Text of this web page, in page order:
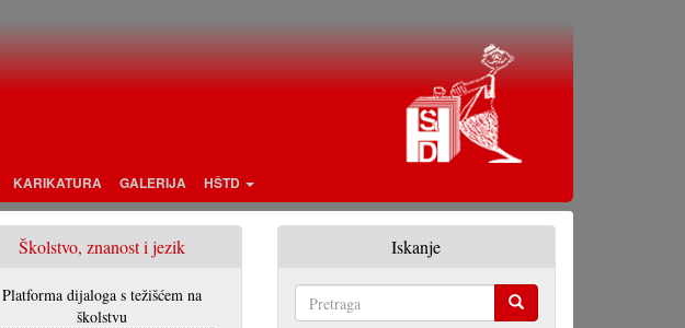
KARIKATURA GALERIJA HŠTD
Školstvo, znanost i jezik
Platforma dijaloga s težišćem na
školstvu
Iskanje